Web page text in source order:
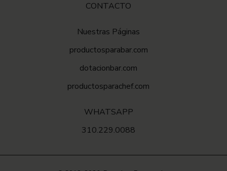
CONTACTO
Nuestras Páginas
productosparabar.com
dotacionbar.com
productosparachef.com
WHATSAPP
310.229.0088